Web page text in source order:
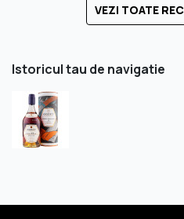
VEZI TOATE
Istoricul tau de navigatie